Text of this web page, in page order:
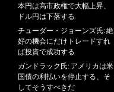
本円は高市政権で大幅上昇、
ドル円は下落する
チューダー・ジョーンズ氏: 絶
好の機会にだけトレードすれ
ば投資で成功する
ガンドラック氏: アメリカは米
国債の利払いを停止する、そ
してそうすべきだ